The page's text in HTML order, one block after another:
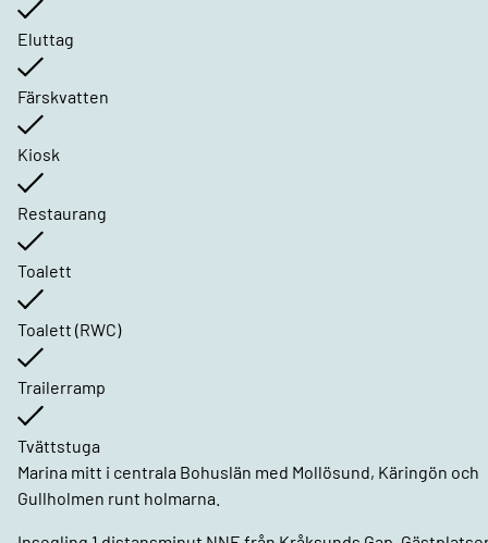
Eluttag
Färskvatten
Kiosk
Restaurang
Toalett
Toalett (RWC)
Trailerramp
Tvättstuga
Marina mitt i centrala Bohuslän med Mollösund, Käringön och
Gullholmen runt holmarna.